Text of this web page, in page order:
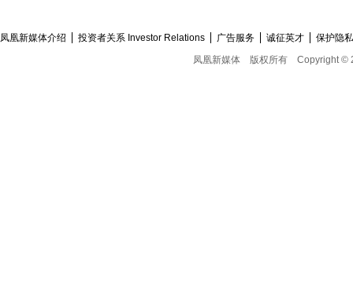
凤凰新媒体介绍 投资者关系 Investor Relations 广告服务 诚征英才
保护隐
凤凰新媒体
版权所有 Copyright ©